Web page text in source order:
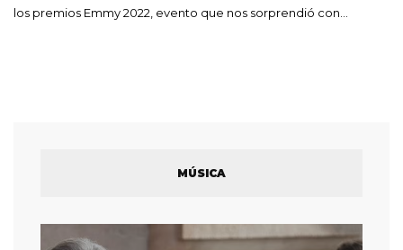
los premios Emmy 2022, evento que nos sorprendió con…
MÚSICA